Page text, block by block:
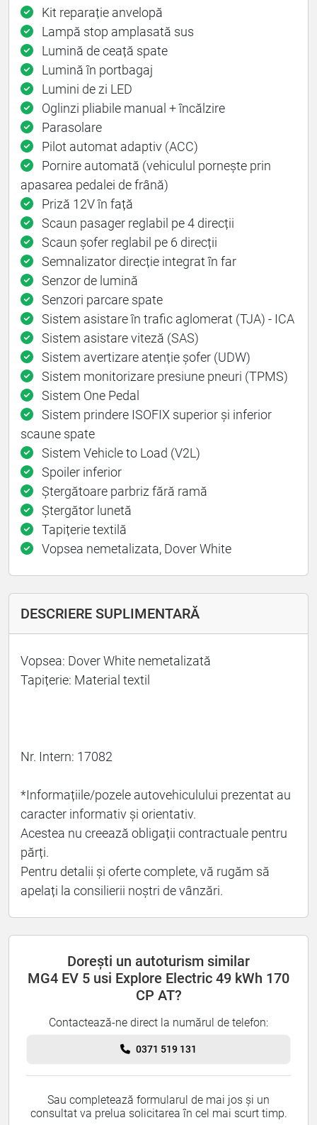
Kit reparație anvelopă
Lampă stop amplasată sus
Lumină de ceață spate
Lumină în portbagaj
Lumini de zi LED
Oglinzi pliabile manual + încălzire
Parasolare
Pilot automat adaptiv (ACC)
Pornire automată (vehiculul pornește prin
apasarea pedalei de frână)
Priză 12V în față
Scaun pasager reglabil pe 4 direcții
Scaun șofer reglabil pe 6 direcții
Semnalizator direcție integrat în far
Senzor de lumină
Senzori parcare spate
Sistem asistare în trafic aglomerat (TJA) - ICA
Sistem asistare viteză (SAS)
Sistem avertizare atenție șofer (UDW)
Sistem monitorizare presiune pneuri (TPMS)
Sistem One Pedal
Sistem prindere ISOFIX superior și inferior
scaune spate
Sistem Vehicle to Load (V2L)
Spoiler inferior
Ștergătoare parbriz fără ramă
Ștergător lunetă
Tapițerie textilă
Vopsea nemetalizata, Dover White
DESCRIERE SUPLIMENTARĂ
Vopsea: Dover White nemetalizată
Tapițerie: Material textil
Nr. Intern: 17082
*Informațiile/pozele autovehiculului prezentat au
caracter informativ și orientativ.
Acestea nu creează obligații contractuale pentru
părți.
Pentru detalii și oferte complete, vă rugăm să
apelați la consilierii noștri de vânzări.
Dorești un autoturism similar
MG4 EV 5 usi Explore Electric 49 kWh 170
CP AT?
Contactează-ne direct la numărul de telefon:
0371 519 131
Sau completează formularul de mai jos și un
consultat va prelua solicitarea în cel mai scurt timp.